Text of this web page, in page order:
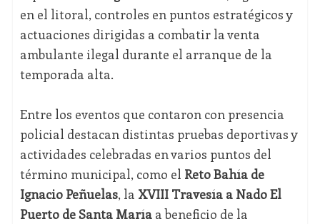
en el litoral, controles en puntos estratégicos y
actuaciones dirigidas a combatir la venta
ambulante ilegal durante el arranque de la
temporada alta.
Entre los eventos que contaron con presencia
policial destacan distintas pruebas deportivas y
actividades celebradas en varios puntos del
término municipal, como el Reto Bahía de
Ignacio Peñuelas, la XVIII Travesía a Nado El
Puerto de Santa Maríaa beneficio de la